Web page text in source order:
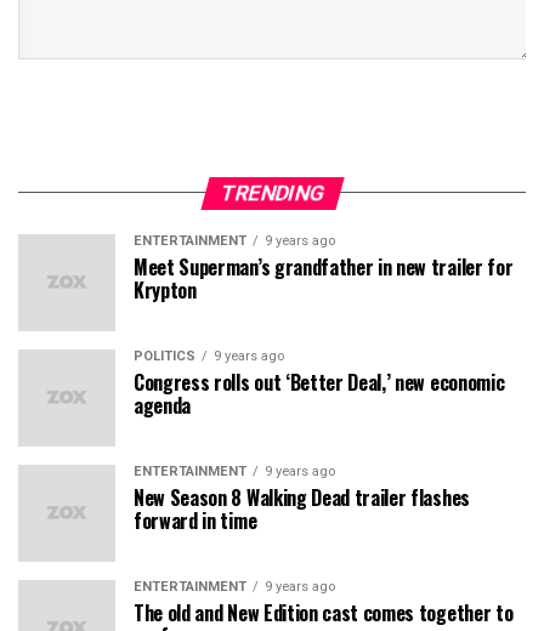
TRENDING
ENTERTAINMENT 9 years ago
Meet Superman’s grandfather in new trailer for
Krypton
POLITICS 9 years ago
Congress rolls out ‘Better Deal,’ new economic
agenda
ENTERTAINMENT 9 years ago
New Season 8 Walking Dead trailer flashes
forward in time
ENTERTAINMENT 9 years ago
The old and New Edition cast comes together to